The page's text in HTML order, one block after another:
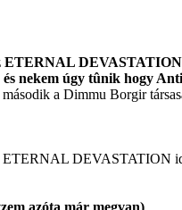
nekem úgy tûnik hogy
a Dimmu Borgir
ETERNAL DEVASTATION
azóta már megvan)